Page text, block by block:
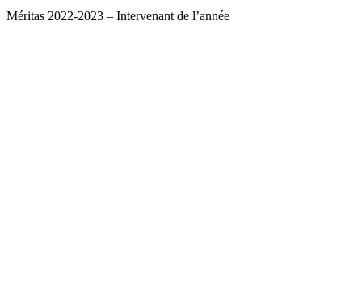
Méritas 2022-2023 – Intervenant de l’année